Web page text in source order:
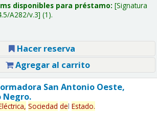
disponibles para préstamo: Signatura
A282/v.3 (1).
Hacer reserva
Agregar al carrito
San Antonio Oeste,
Negro.
Sociedad del Estado.